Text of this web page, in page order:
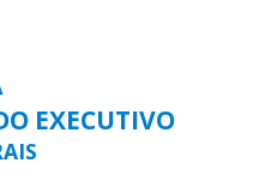
EXECUTIVO